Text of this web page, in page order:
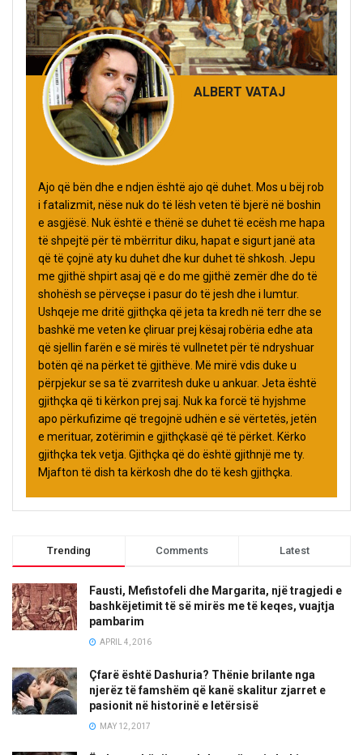
ALBERT VATAJ
Ajo që bën dhe e ndjen është ajo që duhet. Mos u bëj rob
i fatalizmit, nëse nuk do të lësh veten të bjerë në boshin
e asgjësë. Nuk është e thënë se duhet të ecësh me hapa
të shpejtë për të mbërritur diku, hapat e sigurt janë ata
që të çojnë aty ku duhet dhe kur duhet të shkosh. Jepu
me gjithë shpirt asaj që e do me gjithë zemër dhe do të
shohësh se përveçse i pasur do të jesh dhe i lumtur.
Ushqeje me dritë gjithçka që jeta ta kredh në terr dhe se
bashkë me veten ke çliruar prej kësaj robëria edhe ata
që sjellin farën e së mirës të vullnetet për të ndryshuar
botën që na përket të gjithëve. Më mirë vdis duke u
përpjekur se sa të zvarritesh duke u ankuar. Jeta është
gjithçka që ti kërkon prej saj. Nuk ka forcë të hyjshme
apo përkufizime që tregojnë udhën e së vërtetës, jetën
e merituar, zotërimin e gjithçkasë që të përket. Kërko
gjithçka tek vetja. Gjithçka që do është gjithnjë me ty.
Mjafton të dish ta kërkosh dhe do të kesh gjithçka.
Trending Comments Latest
Fausti, Mefistofeli dhe Margarita, një tragjedi e
bashkëjetimit të së mirës me të keqes, vuajtja
pambarim
APRIL 4, 2016
Çfarë është Dashuria? Thënie brilante nga
njerëz të famshëm që kanë skalitur zjarret e
pasionit në historinë e letërsisë
MAY 12, 2017